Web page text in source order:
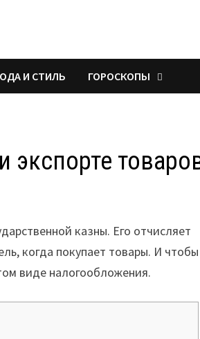
И СТИЛЬ ГОРОСКОПЫ
экспорте
казны. Его отчисляет
когда покупает товары. И чтобы
виде налогообложения.